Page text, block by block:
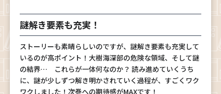
謎解き要素も充実！
ストーリーも素晴らしいのですが、謎解き要素も充実して
いるのが高ポイント！大樹海深部の危険な領域、そして謎
の結界… これらが一体何なのか？ 読み進めていくうち
に、謎が少しずつ解き明かされていく過程が、すごくワク
ワクしました！次巻への期待感がMAXです！